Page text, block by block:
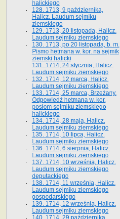
halickiego
128. 1713, 9 października,
Halicz. Laudum sejmiku
ziemskiego
129. 1713, 20 listopada, Halicz.
Laudum sejmiku ziemskiego
130. 1713, po 20 listopada, b. m.
Pismo hetmana w. kor. na sejmik
ziemski halicki
131. 1714, 24 stycznia, Halicz.
Laudum sejmiku ziemskiego
132. 1714, 12 marca, Halicz.
Laudum sejmiku ziemskiego
133. 1714, 25 marca, Brzeżany.
Odpowiedź hetmana w. kor.
posłom sejmiku ziemskiego
halickiego
134. 1714, 28 maja, Halicz.
Laudum sejmiku ziemskiego
135. 1714, 10 lipca, Halicz.
Laudum sejmiku ziemskiego
136. 1714, 6 sierpnia, Halicz.
Laudum sejmiku ziemskiego
137. 1714, 10 września, Halicz.
Laudum sejmiku ziemskiego
deputackiego
138. 1714, 11 września, Halicz.
Laudum sejmiku ziemskiego
gospodarskiego
139. 1714, 12 września, Halicz.
Laudum sejmiku ziemskiego
140. 1714, 29 października,